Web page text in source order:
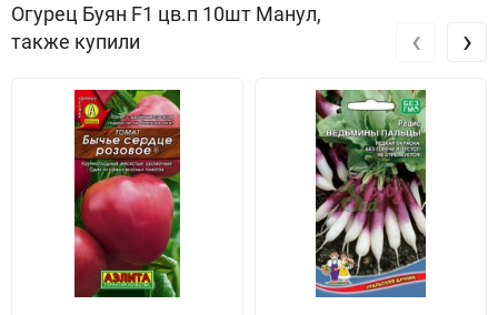
Огурец Буян F1 цв.п 10шт Манул,
также купили
‹ ›